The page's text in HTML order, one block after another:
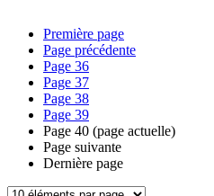
Première page
Page précédente
Page 36
Page 37
Page 38
Page 39
Page 40 (page actuelle)
Page suivante
Dernière page